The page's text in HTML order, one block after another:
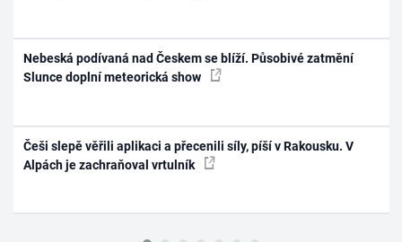
Nebeská podívaná nad Českem se blíží. Působivé zatmění
Slunce doplní meteorická show
Češi slepě věřili aplikaci a přecenili síly, píší v Rakousku. V
Alpách je zachraňoval vrtulník